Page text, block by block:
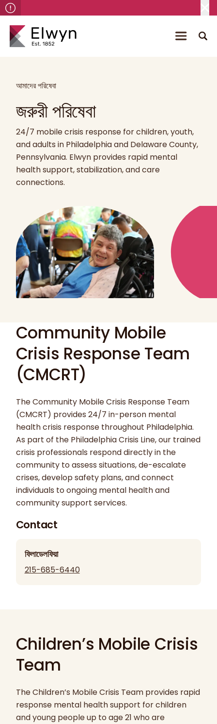
আমাদের পরিষেবা
জরুরী পরিষেবা
24/7 mobile crisis response for children, youth,
and adults in Philadelphia and Delaware County,
Pennsylvania. Elwyn provides rapid mental
health support, stabilization, and care
connections.
Community Mobile
Crisis Response Team
(CMCRT)
The Community Mobile Crisis Response Team
(CMCRT) provides 24/7 in-person mental
health crisis response throughout Philadelphia.
As part of the Philadelphia Crisis Line, our trained
crisis professionals respond directly in the
community to assess situations, de-escalate
crises, develop safety plans, and connect
individuals to ongoing mental health and
community support services.
Contact
ফিলাডেলফিয়া
215-685-6440
Children’s Mobile Crisis
Team
The Children’s Mobile Crisis Team provides rapid
response mental health support for children
and young people up to age 21 who are